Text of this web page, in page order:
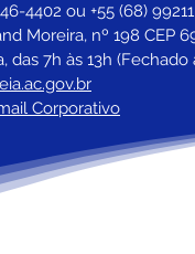
4402 ou +55 (68)
Moreira, nº 198 CEP
das 7h às 13h
Corporativo